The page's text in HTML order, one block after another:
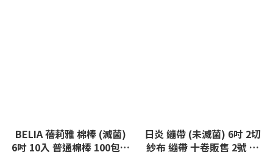
BELIA 蓓莉雅 棉棒 (滅菌)
6吋 10入 普通棉棒 100包販
日炎 繃帶 (未滅菌) 6吋 2切
紗布 繃帶 十卷販售 2號 紗